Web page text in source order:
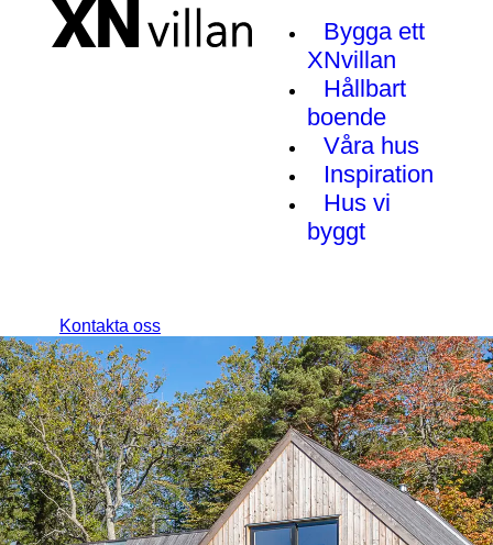
Bygga ett
XNvillan
Hållbart
boende
Våra hus
Inspiration
Hus vi
byggt
Kontakta oss